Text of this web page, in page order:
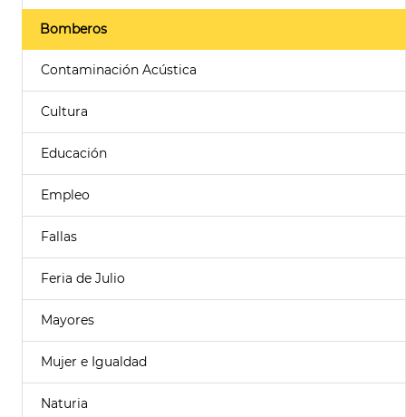
Bomberos
Contaminación Acústica
Cultura
Educación
Empleo
Fallas
Feria de Julio
Mayores
Mujer e Igualdad
Naturia